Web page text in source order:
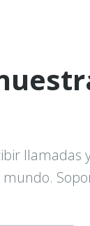
llamadas